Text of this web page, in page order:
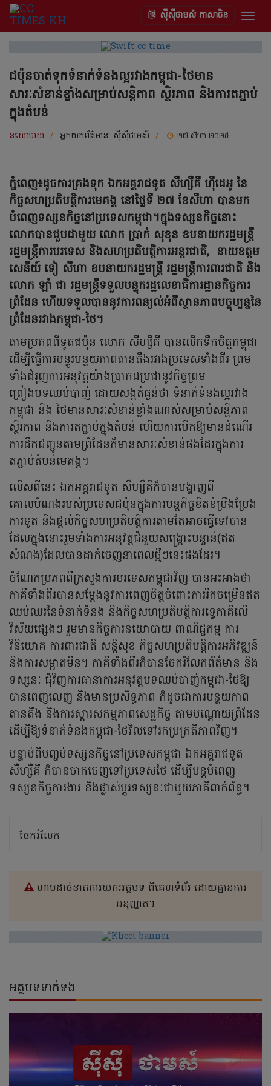
ស៊ីស៊ីថាមស៍ ភាសាចិន
ជប៉ុនចាត់ទុកទំនាក់ទំនងល្អរវាងកម្ពុជា-ថៃមាន
សារៈសំខាន់ខ្លាំងសម្រាប់សន្តិភាព ស្ថិរភាព និងការតភ្ជាប់
ក្នុងតំបន់
នយោបាយ / អ្នកយកព័ត៌មាន: ស៊ីស៊ីថាមស៍ / ២៧ សីហា ២០២៥
ភ្នំពេញ៖ដូចការគ្រងទុក ឯកអគ្គរាជទូត សឺហ្សឺគី ហ៊ីដេអូ នៃ
កិច្ចសហប្រតិបត្តិការមេគង្គ នៅថ្ងៃទី ២៧ ខែសីហា បានមក
បំពេញទស្សនកិច្ចនៅប្រទេសកម្ពុជា។ក្នុងទស្សនកិច្ចនោះ
លោកបានជួបជាមួយ លោក ប្រាក់ សុខុន ឧបនាយករដ្ឋមន្រ្តី
រដ្ឋមន្ត្រីការបរទេស និងសហប្រតិបត្តិការអន្តរជាតិ, នាយឧត្តម
សេនីយ៍ ទៀ សីហា ឧបនាយករដ្ឋមន្ត្រី រដ្ឋមន្ត្រីការពារជាតិ និង
លោក ឡាំ ជា រដ្ឋមន្ត្រីទទួលបន្ទុករដ្ឋលេខាធិការដ្ឋានកិច្ចការ
ព្រំដែន ហើយទទួលបាននូវការពន្យល់អំពីស្ថានភាពបច្ចុប្បន្ននៃ
ព្រំដែនរវាងកម្ពុជា-ថៃ។
តាមប្រភពពីទូតជប៉ុន លោក សឺហ្សឺគី បានលើកទឹកចិត្តកម្ពុជា
ដើម្បីធ្វើការបន្ធូរបន្ថយភាពតានតឹងរវាងប្រទេសទាំងពីរ ព្រម
ទាំងជំរុញការអនុវត្តយ៉ាងប្រាកដប្រជានូវកិច្ចព្រម
ព្រៀងបទឈប់បាញ់ ដោយសង្កត់ធ្ងន់ថា ទំនាក់ទំនងល្អរវាង
កម្ពុជា និង ថៃមានសារៈសំខាន់ខ្លាំងណាស់សម្រាប់សន្តិភាព
ស្ថិរភាព និងការតភ្ជាប់ក្នុងតំបន់ ហើយការបើកឱ្យមានដំណើរ
ការដឹកជញ្ជូនតាមព្រំដែនក៏មានសារៈសំខាន់ផងដែរក្នុងការ
តភ្ជាប់តំបន់មេគង្គ។
លើសពីនេះ ឯកអគ្គរាជទូត សឺហ្សឺគីក៏បានបង្ហាញពី
គោលបំណងរបស់ប្រទេសជប៉ុនក្នុងការបន្តកិច្ចខិតខំប្រឹងប្រែង
ការទូត និងផ្តល់កិច្ចសហប្រតិបត្តិការតាមតែអាចធ្វើទៅបាន
ដែលក្នុងនោះរួមទាំងការអនុវត្តជំនួយសង្គ្រោះបន្ទាន់(ឥត
សំណង)ដែលបានដាក់ចេញនាពេលថ្មីៗនេះផងដែរ។
ចំណែកប្រភពពីក្រសួងការបរទេសកម្ពុជាវិញ បានអះអាងថា
ភាគីទាំងពីរបានសម្តែងនូវការពេញចិត្តចំពោះការរីកចម្រើនឥត
ឈប់ឈរនៃទំនាក់ទំនង និងកិច្ចសហប្រតិបត្តិការទ្វេភាគីលើ
វិស័យផ្សេងៗ រួមមានកិច្ចការនយោបាយ ពាណិជ្ជកម្ម ការ
វិនិយោគ ការពារជាតិ សន្តិសុខ កិច្ចសហប្រតិបត្តិការអភិវឌ្ឍន៍
និងការសម្អាតមីន។ ភាគីទាំងពីរក៏បានចែករំលែកព័ត៌មាន និង
ទស្សនៈ ជុំវិញការធានាការអនុវត្តបទឈប់បាញ់កម្ពុជា-ថៃឱ្យ
បានពេញលេញ និងមានប្រសិទ្ធភាព ក៏ដូចជាការបន្ថយភាព
តានតឹង និងការស្តារសកម្មភាពសេដ្ឋកិច្ច តាមបណ្តោយព្រំដែន
ដើម្បីឱ្យទំនាក់ទំនងកម្ពុជា-ថៃវិលទៅរកប្រក្រតីភាពវិញ។
បន្ទាប់ពីបញ្ចប់ទស្សនកិច្ចនៅប្រទេសកម្ពុជា ឯកអគ្គរាជទូត
សឺហ្សឺគី ក៏បានចាកចេញទៅប្រទេសថៃ ដើម្បីបន្តបំពេញ
ទស្សនកិច្ចការងារ និងផ្លាស់ប្តូរទស្សនៈជាមួយភាគីពាក់ព័ន្ធ។
ចែករំលែក
ហាមដាច់ខាតការយកអត្ថបទ ពីគេហទំព័រ ដោយគ្មានការ
អនុញ្ញាត។
អត្ថបទទាក់ទង